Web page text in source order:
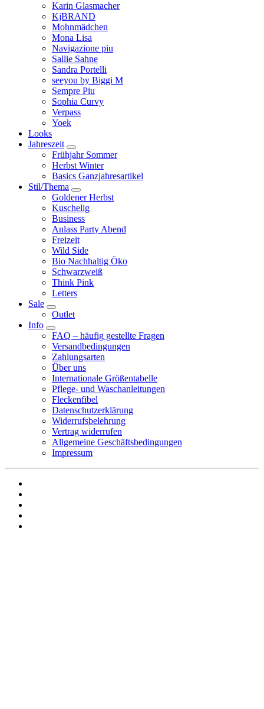
Karin Glasmacher
KjBRAND
Mohnmädchen
Mona Lisa
Navigazione piu
Sallie Sahne
Sandra Portelli
seeyou by Biggi M
Sempre Piu
Sophia Curvy
Verpass
Yoek
Looks
Jahreszeit
Frühjahr Sommer
Herbst Winter
Basics Ganzjahresartikel
Stil/Thema
Goldener Herbst
Kuschelig
Business
Anlass Party Abend
Freizeit
Wild Side
Bio Nachhaltig Öko
Schwarzweiß
Think Pink
Letters
Sale
Outlet
Info
FAQ – häufig gestellte Fragen
Versandbedingungen
Zahlungsarten
Über uns
Internationale Größentabelle
Pflege- und Waschanleitungen
Fleckenfibel
Datenschutzerklärung
Widerrufsbelehrung
Vertrag widerrufen
Allgemeine Geschäftsbedingungen
Impressum